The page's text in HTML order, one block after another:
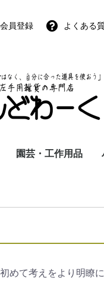
員登録 よくある
園芸・工作用品
めて考えをより明瞭